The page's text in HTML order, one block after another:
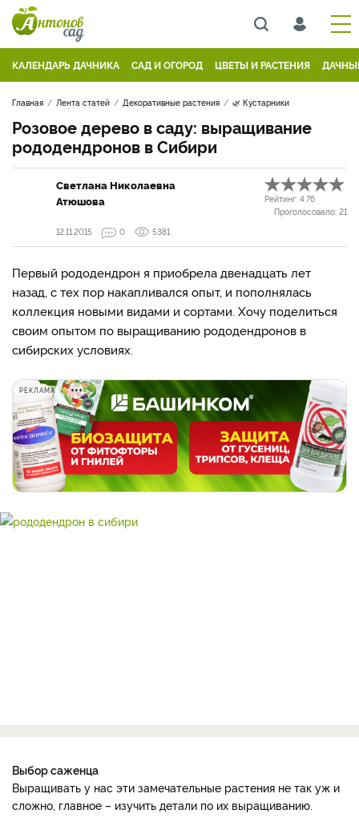
КАЛЕНДАРЬ ДАЧНИКА САД И ОГОРОД ЦВЕТЫ И РАСТЕНИЯ
Главная Лента статей Декоративные растения 🌿 Кустарники
Розовое дерево в саду: выращивание
рододендронов в Сибири
Светлана Николаевна
Атюшова
Рейтинг: 4.76
Проголосовало: 21
12.11.2015
0 5381
Первый рододендрон я приобрела двенадцать лет
назад, с тех пор накапливался опыт, и пополнялась
коллекция новыми видами и сортами. Хочу поделиться
своим опытом по выращиванию рододендронов в
сибирских условиях.
РЕКЛАМА
Выбор саженца
Выращивать у нас эти замечательные растения не так уж и
сложно, главное – изучить детали по их выращиванию.